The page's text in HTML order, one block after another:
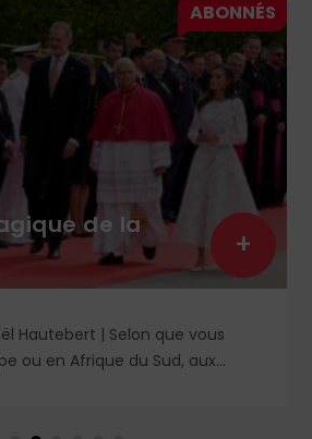
de la
Hautebert | Selon que vous
ou en Afrique du Sud, aux
+